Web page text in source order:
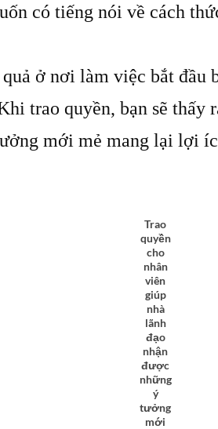
có tiếng nói về cách
ở nơi làm việc bắt đầu
trao quyền, bạn sẽ thấy
mới mẻ mang lại lợi
Trao
quyền
cho
nhân
viên
giúp
nhà
lãnh
đạo
nhận
được
những
ý
tưởng
mới